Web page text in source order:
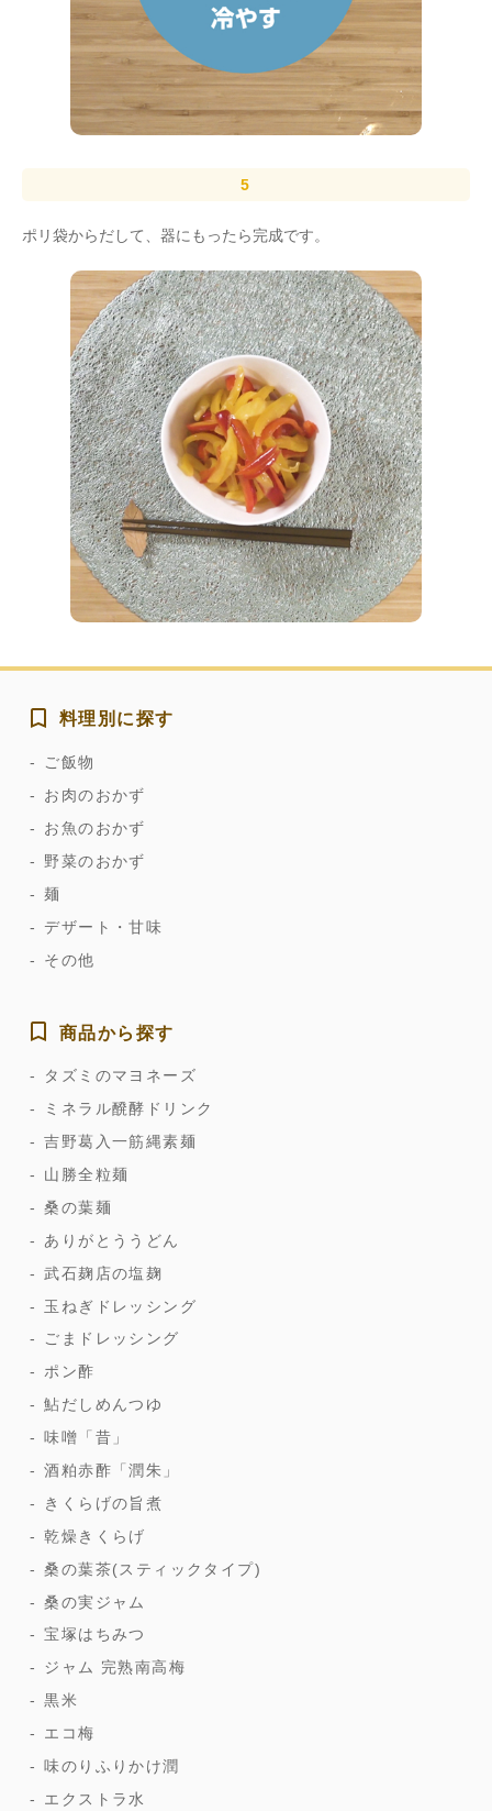
ポリ袋からだして、器にもったら完成です。
料理別に探す
ご飯物
お肉のおかず
お魚のおかず
野菜のおかず
麺
デザート・甘味
その他
商品から探す
タズミのマヨネーズ
ミネラル醗酵ドリンク
吉野葛入一筋縄素麺
山勝全粒麺
桑の葉麺
ありがとううどん
武石麹店の塩麹
玉ねぎドレッシング
ごまドレッシング
ポン酢
鮎だしめんつゆ
味噌「昔」
酒粕赤酢「潤朱」
きくらげの旨煮
乾燥きくらげ
桑の葉茶(スティックタイプ)
桑の実ジャム
宝塚はちみつ
ジャム 完熟南高梅
黒米
エコ梅
味のりふりかけ潤
エクストラ水